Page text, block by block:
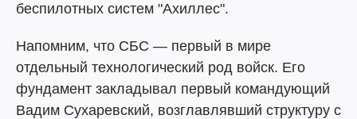
беспилотных систем "Ахиллес".
Напомним, что СБС — первый в мире
отдельный технологический род войск. Его
фундамент закладывал первый командующий
Вадим Сухаревский, возглавлявший структуру с